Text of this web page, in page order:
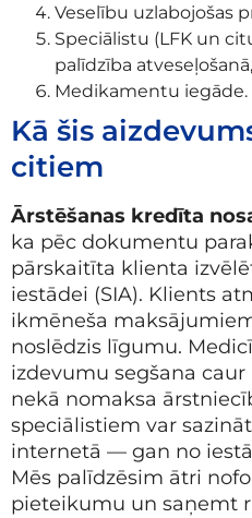
Veselību uzlabojošas
Speciālistu (LFK un
palīdzība atveseļošanā,
Medikamentu iegāde.
Kā šis
citiem
Ārstēšanas kredīta
ka pēc dokumentu
pārskaitīta klienta
iestādei (SIA). Klients
ikmēneša
noslēdzis līgumu.
izdevumu segšana
nekā nomaksa
speciālistiem var
internetā — gan no
Mēs palīdzēsim ātri
pieteikumu un saņemt